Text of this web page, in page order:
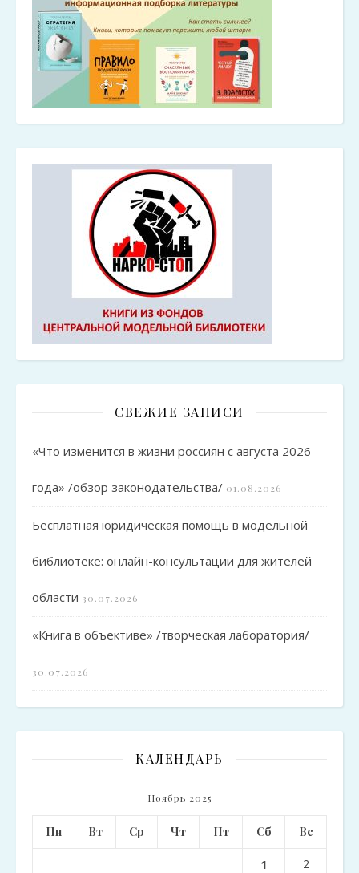
СВЕЖИЕ ЗАПИСИ
«Что изменится в жизни россиян с августа 2026
года» /обзор законодательства/ 01.08.2026
Бесплатная юридическая помощь в модельной
библиотеке: онлайн-консультации для жителей
области 30.07.2026
«Книга в объективе» /творческая лаборатория/
30.07.2026
КАЛЕНДАРЬ
Ноябрь 2025
Пн Вт Ср Чт Пт Сб Вс
1 2